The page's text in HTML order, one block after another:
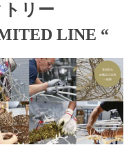
リー
LINE “